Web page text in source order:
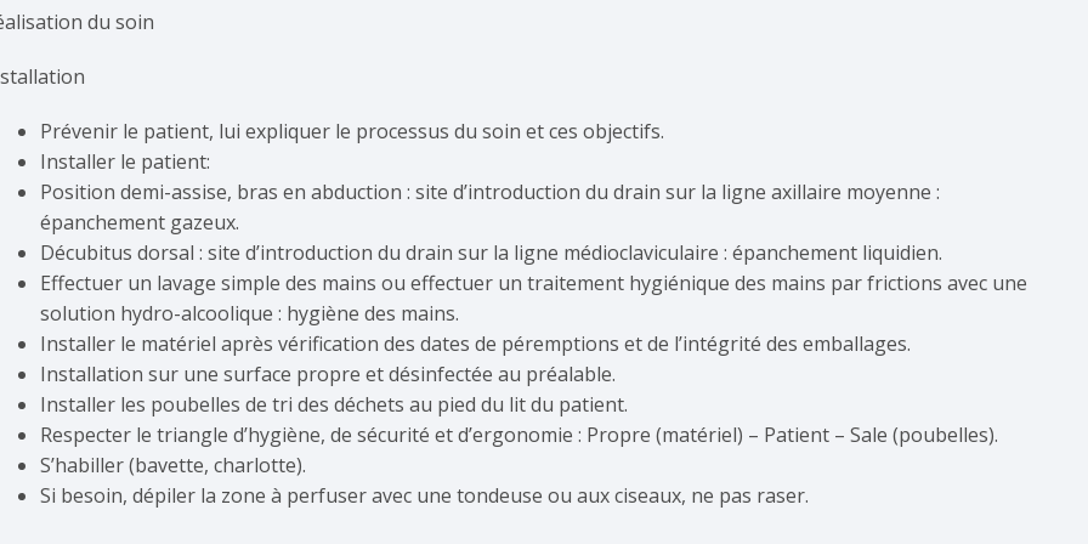
du soin
Prévenir le patient, lui expliquer le processus du soin et ces objectifs.
Installer le patient:
Position demi-assise, bras en abduction : site d’introduction du drain sur la ligne axillaire moyenne :
épanchement gazeux.
Décubitus dorsal : site d’introduction du drain sur la ligne médioclaviculaire : épanchement liquidien.
Effectuer un lavage simple des mains ou effectuer un traitement hygiénique des mains par frictions avec une
solution hydro-alcoolique : hygiène des mains.
Installer le matériel après vérification des dates de péremptions et de l’intégrité des emballages.
Installation sur une surface propre et désinfectée au préalable.
Installer les poubelles de tri des déchets au pied du lit du patient.
Respecter le triangle d’hygiène, de sécurité et d’ergonomie : Propre (matériel) – Patient – Sale (poubelles).
S’habiller (bavette, charlotte).
Si besoin, dépiler la zone à perfuser avec une tondeuse ou aux ciseaux, ne pas raser.